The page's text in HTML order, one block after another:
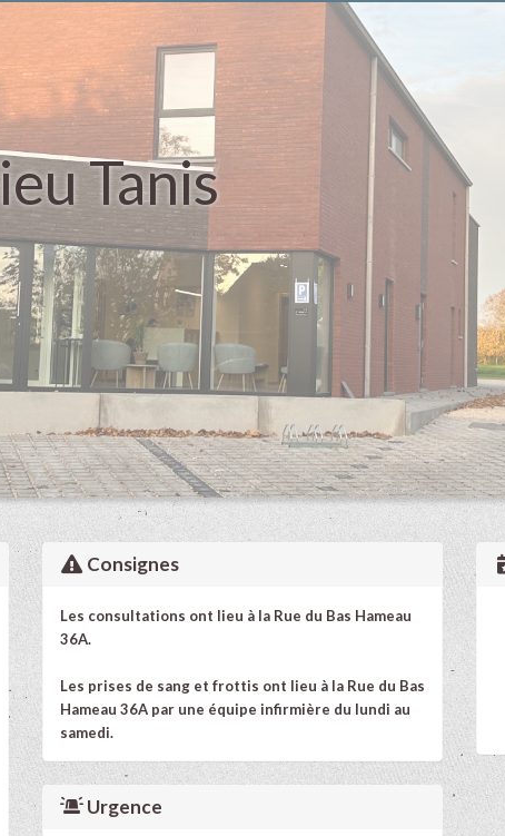
Tanis
Consignes
Les consultations ont lieu à la Rue du Bas Hameau
36A.
Les prises de sang et frottis ont lieu à la Rue du Bas
Hameau 36A par une équipe infirmière du lundi au
samedi.
Urgence